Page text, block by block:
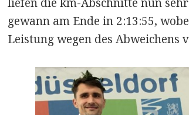
gewann am Ende in 2:13:55,
Leistung wegen des Abweichens